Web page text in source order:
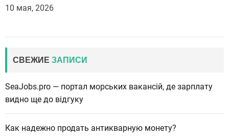
10 мая, 2026
СВЕЖИЕ ЗАПИСИ
SeaJobs.pro — портал морських вакансій, де зарплату
видно ще до відгуку
Как надежно продать антикварную монету?